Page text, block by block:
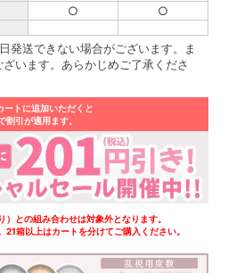
○ ○
発送できない場合がございます。ま
います。あらかじめご了承くださ
ートに追加いただくと
割引が適用ます。
との組み合わせは対象外となります。
箱以上はカートを分けてご購入ください。